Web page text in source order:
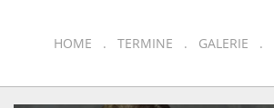
HOME TERMINE GALERIE